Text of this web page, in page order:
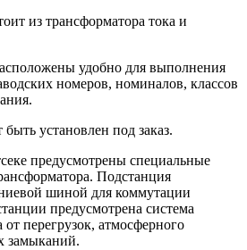
из трансформатора тока и
удобно для выполнения
номеров, номиналов, классов
установлен под заказ.
предусмотрены специальные
Подстанция
шиной для коммутации
предусмотрена система
перегрузок, атмосферного
замыканий.